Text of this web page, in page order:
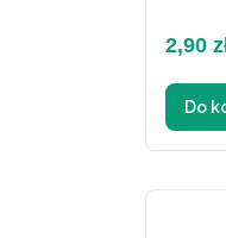
Cena
2,90
Do